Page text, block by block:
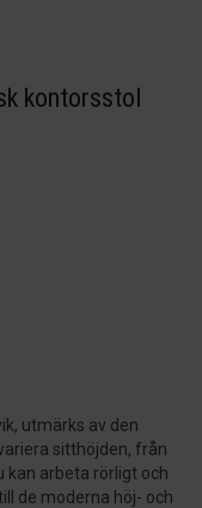
kontorsstol
utmärks av den
sitthöjden, från
kan arbeta rörligt och
de moderna höj- och